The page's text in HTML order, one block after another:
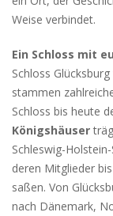
Weise verbindet.
Ein Schloss mit
Schloss
stammen
Schloss bis heute
Königshäuser
Schleswig-
deren Mitglieder
saßen. Von
nach Dänemark,